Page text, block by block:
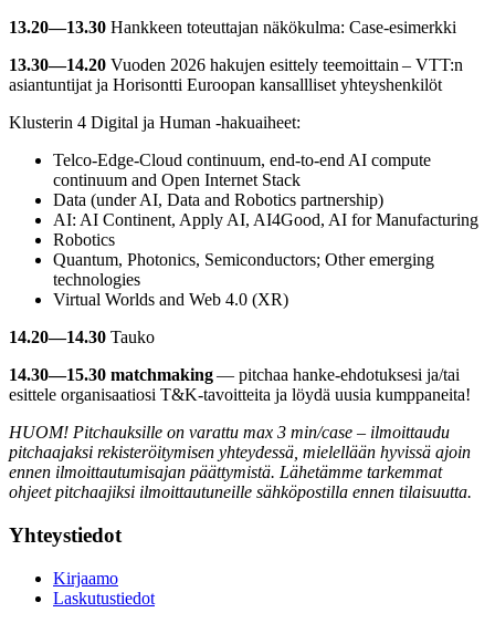
13.20—13.30 Hankkeen toteuttajan näkökulma: Case-esimerkki
13.30—14.20 Vuoden 2026 hakujen esittely teemoittain – VTT:n
asiantuntijat ja Horisontti Euroopan kansallliset yhteyshenkilöt
Klusterin 4 Digital ja Human -hakuaiheet:
Telco-Edge-Cloud continuum, end-to-end AI compute
continuum and Open Internet Stack
Data (under AI, Data and Robotics partnership)
AI: AI Continent, Apply AI, AI4Good, AI for Manufacturing
Robotics
Quantum, Photonics, Semiconductors; Other emerging
technologies
Virtual Worlds and Web 4.0 (XR)
14.20—14.30 Tauko
14.30—15.30 matchmaking— pitchaa hanke-ehdotuksesi ja/tai
esittele organisaatiosi T&K-tavoitteita ja löydä uusia kumppaneita!
HUOM! Pitchauksille on varattu max 3 min/case – ilmoittaudu
pitchaajaksi rekisteröitymisen yhteydessä, mielellään hyvissä ajoin
ennen ilmoittautumisajan päättymistä. Lähetämme tarkemmat
ohjeet pitchaajiksi ilmoittautuneille sähköpostilla ennen tilaisuutta.
Yhteystiedot
Kirjaamo
Laskutustiedot